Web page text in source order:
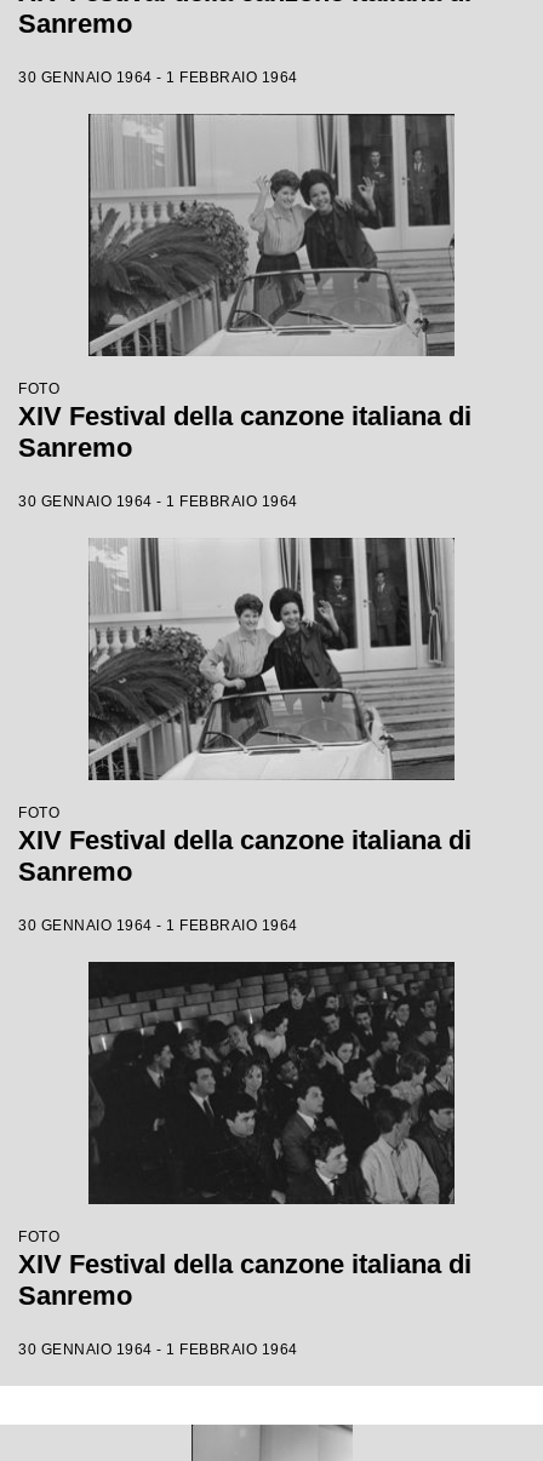
Sanremo
30 GENNAIO 1964 - 1 FEBBRAIO 1964
FOTO
XIV Festival della canzone italiana di
Sanremo
30 GENNAIO 1964 - 1 FEBBRAIO 1964
FOTO
XIV Festival della canzone italiana di
Sanremo
30 GENNAIO 1964 - 1 FEBBRAIO 1964
FOTO
XIV Festival della canzone italiana di
Sanremo
30 GENNAIO 1964 - 1 FEBBRAIO 1964